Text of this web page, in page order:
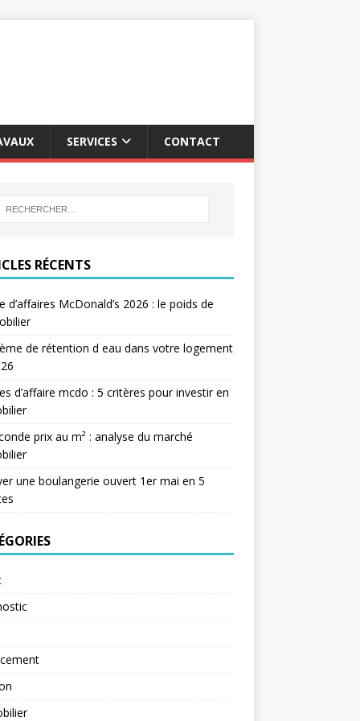
SERVICES CONTACT
RÉCENTS
d’affaires McDonald’s 2026 : le poids de
de rétention d eau dans votre logement
d’affaire mcdo : 5 critères pour investir en
prix au m² : analyse du marché
une boulangerie ouvert 1er mai en 5